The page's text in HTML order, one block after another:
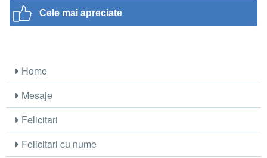
Cele mai apreciate
Home
Mesaje
Felicitari
Felicitari cu nume